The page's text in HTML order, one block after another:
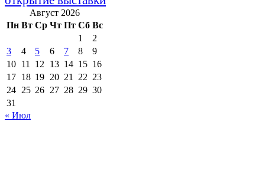
Август 2026
Пн Вт Ср Чт Пт Сб Вс
1
2
3
4 5 6 7 8
9
10 11 12 13 14 15 16
17 18 19 20 21 22 23
24 25 26 27 28 29 30
31
« Июл